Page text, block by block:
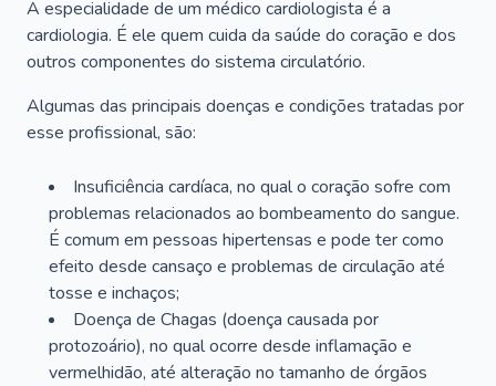
A especialidade de um médico cardiologista é a
cardiologia. É ele quem cuida da saúde do coração e dos
outros componentes do sistema circulatório.
Algumas das principais doenças e condições tratadas por
esse profissional, são:
Insuficiência cardíaca, no qual o coração sofre com
problemas relacionados ao bombeamento do sangue.
É comum em pessoas hipertensas e pode ter como
efeito desde cansaço e problemas de circulação até
tosse e inchaços;
Doença de Chagas (doença causada por
protozoário), no qual ocorre desde inflamação e
vermelhidão, até alteração no tamanho de órgãos